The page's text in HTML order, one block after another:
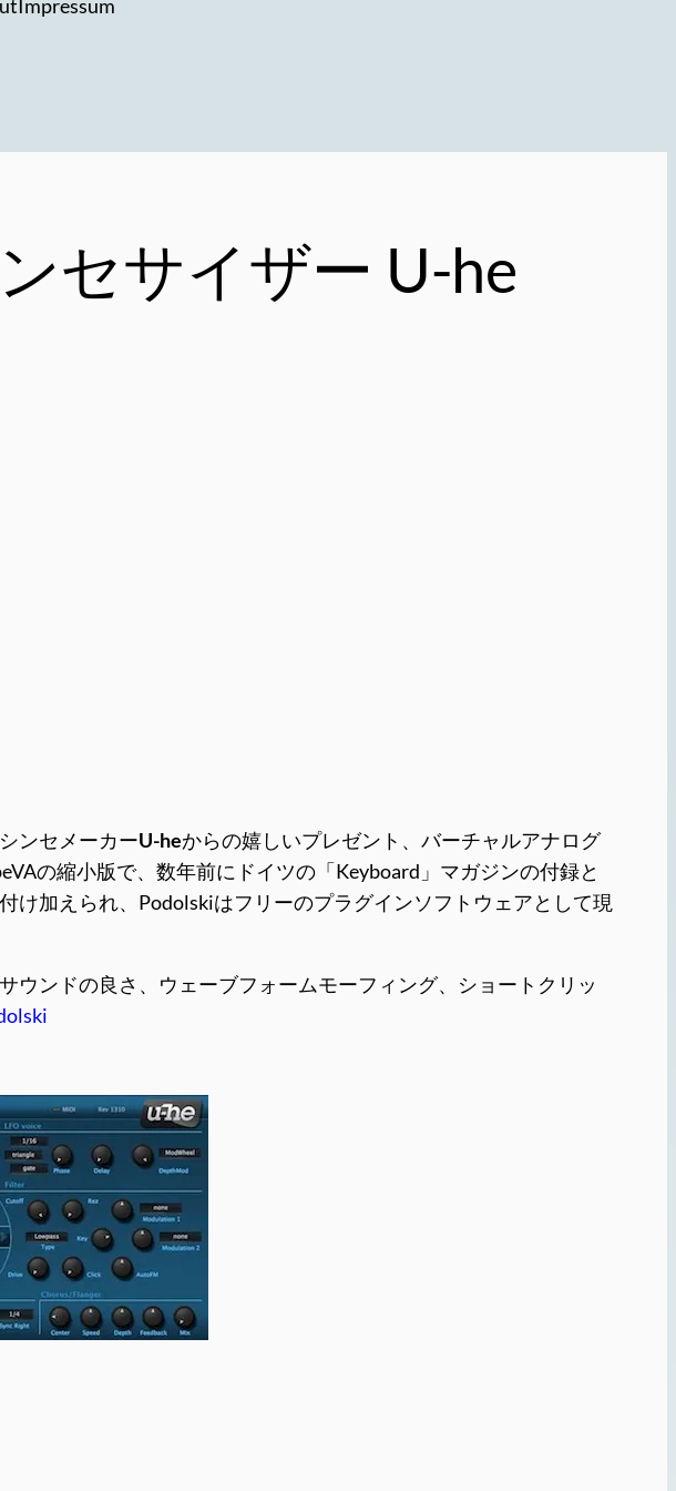
Impressum
セサイザー U-he
ンセメーカーU-heからの嬉しいプレゼント、バーチャルアナログ
の縮小版で、数年前にドイツの「Keyboard」マガジンの付録と
け加えられ、Podolskiはフリーのプラグインソフトウェアとして現
ンドの良さ、ウェーブフォームモーフィング、ショートクリッ